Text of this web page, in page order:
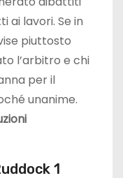
ai lavori. Se in
piuttosto
l’arbitro e chi
per il
unanime.
1